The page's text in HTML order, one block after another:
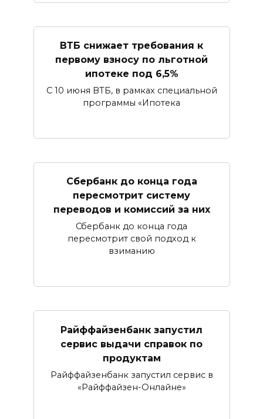
ВТБ снижает требования к
первому взносу по льготной
ипотеке под 6,5%
С 10 июня ВТБ, в рамках специальной
программы «Ипотека
Сбербанк​ до конца года
пересмотрит систему
переводов и комиссий за них
Сбербанк до конца года
пересмотрит свой подход к
взиманию
Райффайзенбанк запустил
сервис выдачи справок по
продуктам
Райффайзенбанк запустил сервис в
«Райффайзен-Онлайне»